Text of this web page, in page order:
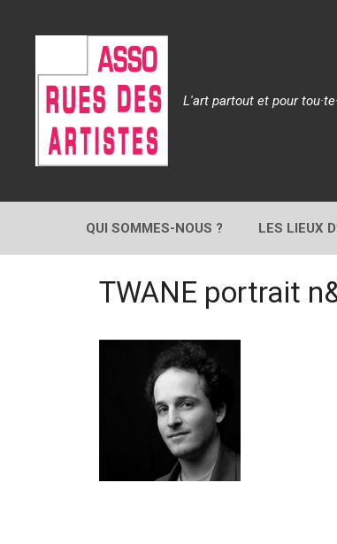
L'art partout et pour
QUI SOMMES-NOUS ? LES LIEUX
TWANE portrait